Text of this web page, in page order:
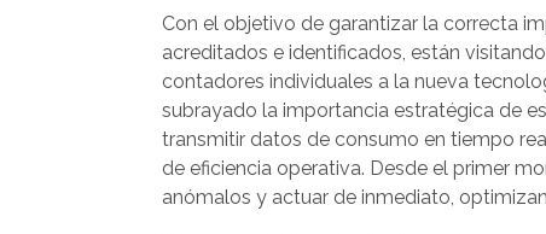
Con el objetivo de garantizar la correcta
acreditados e identificados, están
contadores individuales a la nueva
subrayado la importancia estratégica de
transmitir datos de consumo en tiempo
de eficiencia operativa. Desde el primer
anómalos y actuar de inmediato,